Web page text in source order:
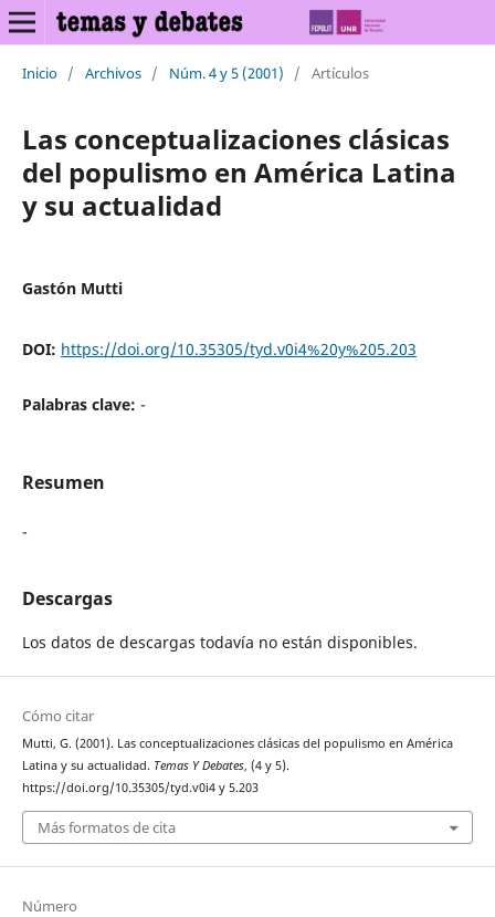
Inicio / Archivos / Núm. 4 y 5 (2001) / Artículos
Las conceptualizaciones clásicas
del populismo en América Latina
y su actualidad
Gastón Mutti
DOI: https://doi.org/10.35305/tyd.v0i4%20y%205.203
Palabras clave: -
Resumen
-
Descargas
Los datos de descargas todavía no están disponibles.
Cómo citar
Mutti, G. (2001). Las conceptualizaciones clásicas del populismo en América
Latina y su actualidad. Temas Y Debates, (4 y 5).
https://doi.org/10.35305/tyd.v0i4 y 5.203
Más formatos de cita
Número